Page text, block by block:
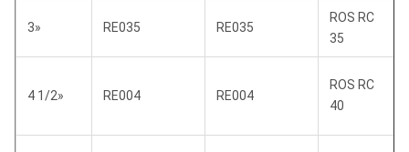
3» RE035 RE035
ROS RC
35
4 1/2» RE004 RE004
ROS RC
40